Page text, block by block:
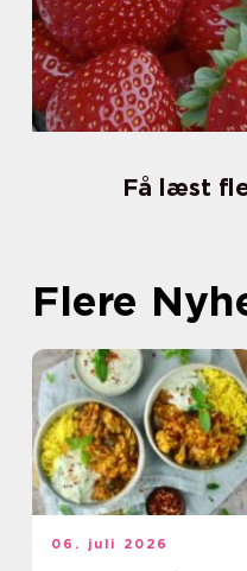
Få læst
Flere
06. juli 2026